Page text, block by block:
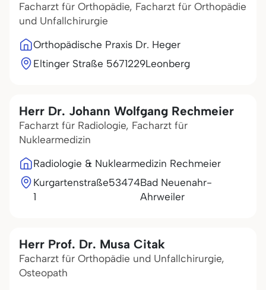
Facharzt für Orthopädie, Facharzt für Orthopädie
und Unfallchirurgie
Orthopädische Praxis Dr. Heger
Eltinger Straße 5671229Leonberg
Herr Dr. Johann Wolfgang Rechmeier
Facharzt für Radiologie, Facharzt für
Nuklearmedizin
Radiologie & Nuklearmedizin Rechmeier
Kurgartenstraße
1
53474Bad Neuenahr-
Ahrweiler
Herr Prof. Dr. Musa Citak
Facharzt für Orthopädie und Unfallchirurgie,
Osteopath